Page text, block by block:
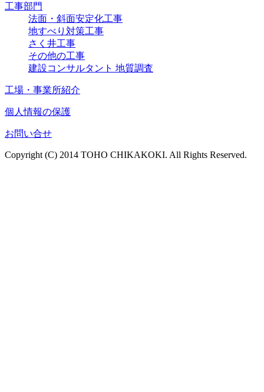
工事部門
法面・斜面安定化工事
地すべり対策工事
さく井工事
その他の工事
建設コンサルタント 地質調査
工場・事業所紹介
個人情報の保護
お問い合せ
Copyright (C) 2014 TOHO CHIKAKOKI. All Rights Reserved.